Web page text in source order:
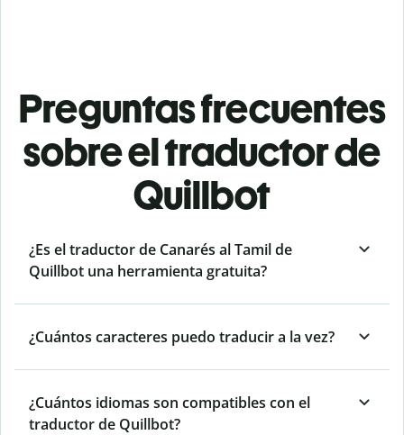
Preguntas frecuentes
sobre el traductor de
Quillbot
¿Es el traductor de Canarés al Tamil de
Quillbot una herramienta gratuita?
¿Cuántos caracteres puedo traducir a la vez?
¿Cuántos idiomas son compatibles con el
traductor de Quillbot?